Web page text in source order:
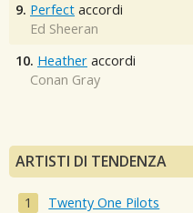
9. Perfect accordi
Ed Sheeran
10. Heather accordi
Conan Gray
ARTISTI DI TENDENZA
Twenty One Pilots